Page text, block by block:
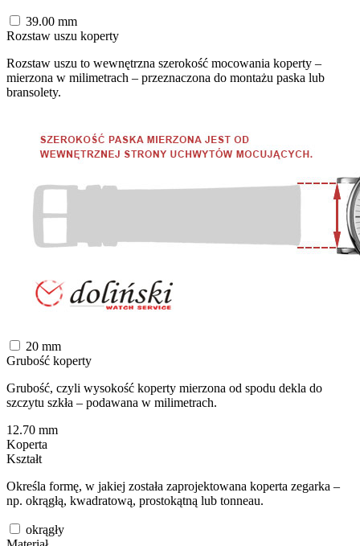
39.00 mm
Rozstaw uszu koperty
Rozstaw uszu to wewnętrzna szerokość mocowania koperty –
mierzona w milimetrach – przeznaczona do montażu paska lub
bransolety.
20 mm
Grubość koperty
Grubość, czyli wysokość koperty mierzona od spodu dekla do
szczytu szkła – podawana w milimetrach.
12.70 mm
Koperta
Kształt
Określa formę, w jakiej została zaprojektowana koperta zegarka –
np. okrągłą, kwadratową, prostokątną lub tonneau.
okrągły